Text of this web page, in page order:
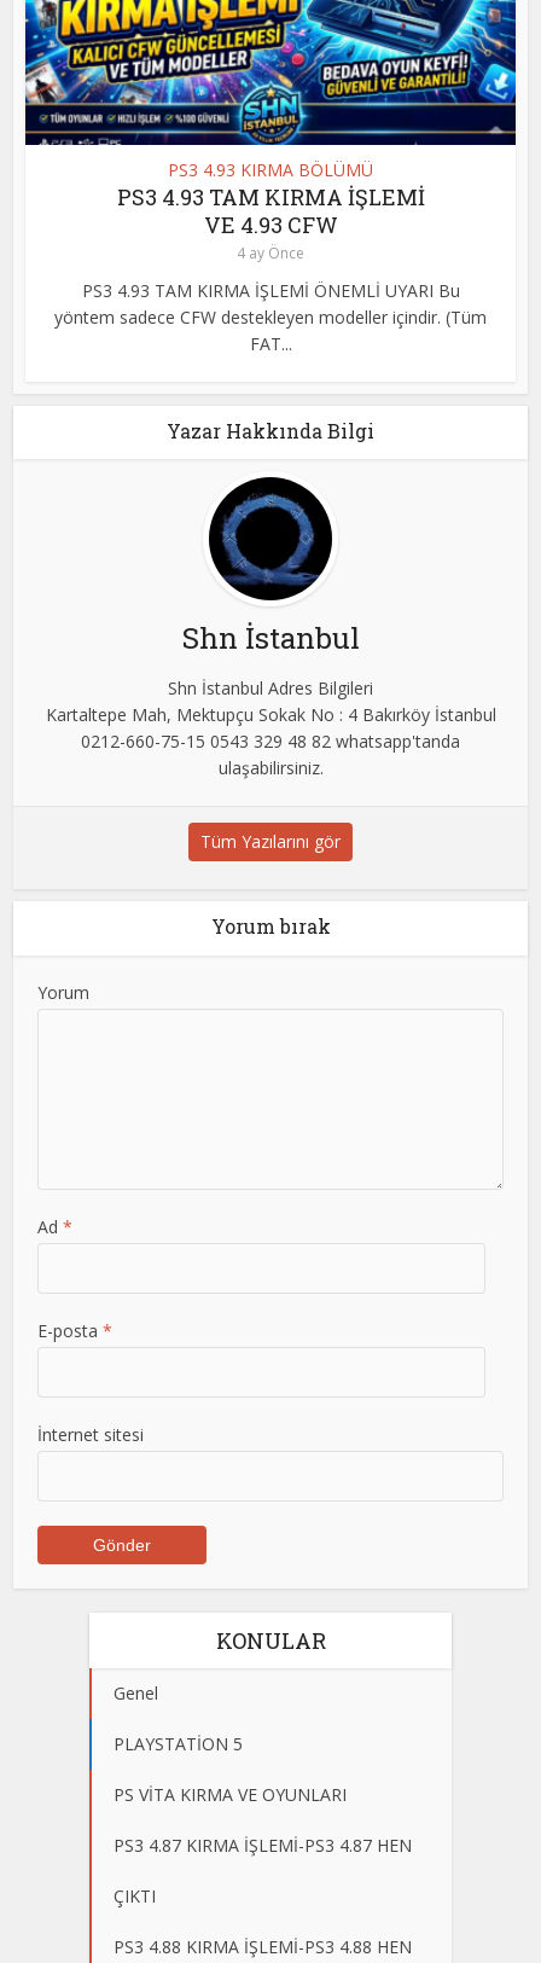
PS3 4.93 KIRMA BÖLÜMÜ
PS3 4.93 TAM KIRMA İŞLEMİ
VE 4.93 CFW
4 ay Önce
PS3 4.93 TAM KIRMA İŞLEMİ ÖNEMLİ UYARI Bu
yöntem sadece CFW destekleyen modeller içindir. (Tüm
FAT...
Yazar Hakkında Bilgi
Shn İstanbul
Shn İstanbul Adres Bilgileri
Kartaltepe Mah, Mektupçu Sokak No : 4 Bakırköy İstanbul
0212-660-75-15 0543 329 48 82 whatsapp'tanda
ulaşabilirsiniz.
Tüm Yazılarını gör
Yorum bırak
Yorum
Ad*
E-posta*
İnternet sitesi
KONULAR
Genel
PLAYSTATİON 5
PS VİTA KIRMA VE OYUNLARI
PS3 4.87 KIRMA İŞLEMİ-PS3 4.87 HEN
ÇIKTI
PS3 4.88 KIRMA İŞLEMİ-PS3 4.88 HEN